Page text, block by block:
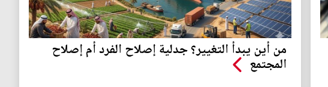
من أين يبدأ التغيير؟ جدلية إصلاح الفرد أم إصلاح
المجتمع